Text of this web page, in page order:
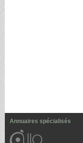
Annuaires spécialisés